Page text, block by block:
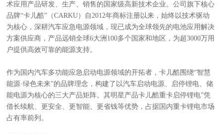
术应用产品研发、生产、销售的国家级高新技术企业。公司旗下核心
品牌“卡儿酷”（CARKU）自2012年商标注册以来，始终以技术驱动
为核心，深耕汽车应急电源领域，现已成为全球领先的电池应用解决
方案供应商，产品远销全球6大洲100多个国家和地区，为超3000万用
户提供高效可靠的能源支持。
作为国内汽车多功能应急启动电源领域的开拓者，卡儿酷围绕“智慧
能源·绿色未来”的品牌理念，构建了以汽车启动电源、启停锂电、储
能电源为核心的三大产品矩阵。其明星产品卡儿酷重卡启停锂电”凭
借长续航、更安全、更智能、更省钱等优势，占据国内重卡锂电市场
占有率前列。